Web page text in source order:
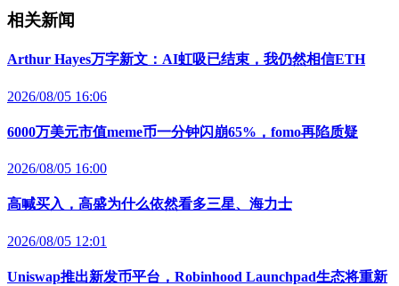
相关新闻
Arthur Hayes万字新文：AI虹吸已结束，我仍然相信ETH
2026/08/05 16:06
6000万美元市值meme币一分钟闪崩65%，fomo再陷质疑
2026/08/05 16:00
高喊买入，高盛为什么依然看多三星、海力士
2026/08/05 12:01
Uniswap推出新发币平台，Robinhood Launchpad生态将重新